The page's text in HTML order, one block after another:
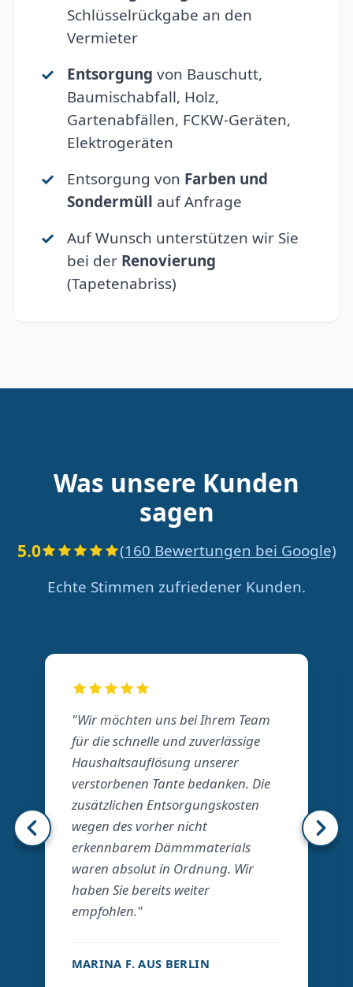
Schlüsselrückgabe an den
Vermieter
Entsorgung von Bauschutt,
Baumischabfall, Holz,
Gartenabfällen, FCKW-Geräten,
Elektrogeräten
Entsorgung von Farben und
Sondermüll auf Anfrage
Auf Wunsch unterstützen wir Sie
bei der Renovierung
(Tapetenabriss)
Was unsere Kunden
sagen
5.0
(160 Bewertungen bei Google)
Echte Stimmen zufriedener Kunden.
"Wir möchten uns bei Ihrem Team
für die schnelle und zuverlässige
Haushaltsauflösung unserer
verstorbenen Tante bedanken. Die
zusätzlichen Entsorgungskosten
wegen des vorher nicht
erkennbarem Dämmmaterials
waren absolut in Ordnung. Wir
haben Sie bereits weiter
empfohlen."
MARINA F. AUS BERLIN